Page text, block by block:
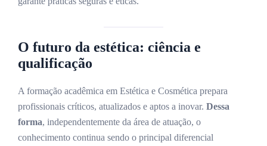
O futuro da estética: ciência e
qualificação
A formação acadêmica em Estética e Cosmética prepara
profissionais críticos, atualizados e aptos a inovar. Dessa
forma, independentemente da área de atuação, o
conhecimento continua sendo o principal diferencial